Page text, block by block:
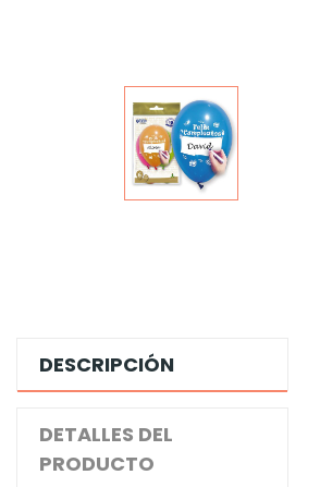
DESCRIPCIÓN
DETALLES DEL
PRODUCTO